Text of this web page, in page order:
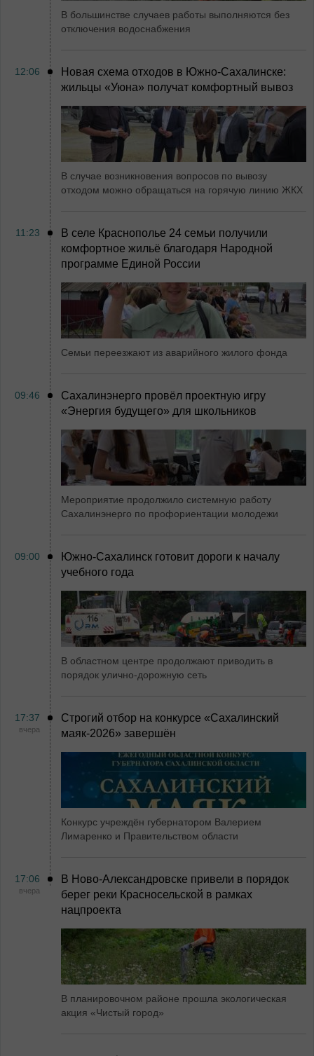
В большинстве случаев работы выполняются без
отключения водоснабжения
12:06
Новая схема отходов в Южно-Сахалинске:
жильцы «Уюна» получат комфортный вывоз
В случае возникновения вопросов по вывозу
отходом можно обращаться на горячую линию ЖКХ
11:23
В селе Краснополье 24 семьи получили
комфортное жильё благодаря Народной
программе Единой России
Семьи переезжают из аварийного жилого фонда
09:46
Сахалинэнерго провёл проектную игру
«Энергия будущего» для школьников
Мероприятие продолжило системную работу
Сахалинэнерго по профориентации молодежи
09:00
Южно-Сахалинск готовит дороги к началу
учебного года
В областном центре продолжают приводить в
порядок улично-дорожную сеть
17:37
вчера
Строгий отбор на конкурсе «Сахалинский
маяк‑2026» завершён
Конкурс учреждён губернатором Валерием
Лимаренко и Правительством области
17:06
вчера
В Ново-Александровске привели в порядок
берег реки Красносельской в рамках
нацпроекта
В планировочном районе прошла экологическая
акция «Чистый город»